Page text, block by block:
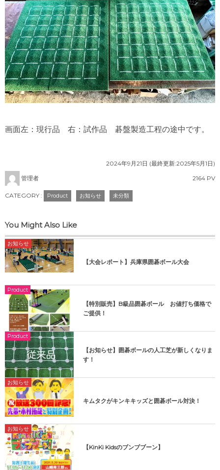
画面左：現行品 右：試作品 碁盤製造工程の途中です。
2024年9月21日 (最終更新:2025年5月1日 )
管理者
2164 PV
CATEGORY : Product お知らせ 未分類
You Might Also Like
お知らせ
【大会レポート】兵庫県囲碁ボール大会
Product
【特別販売】B級品囲碁ボール お値打ち価格で
ご提供！
Product
【お知らせ】囲碁ボールの人工芝が新しくなりま
す！
お知らせ
キムタクがキンキキッズと囲碁ボール対決！
お知らせ
【KinKi Kidsのブンブブーン】